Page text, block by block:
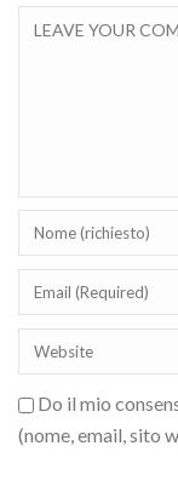
Do il mio
(nome, email, sito